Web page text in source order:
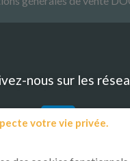
nous sur les
votre vie privée.